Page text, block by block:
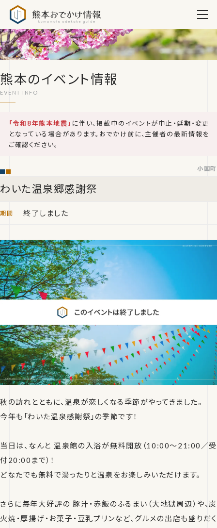
熊本のイベント情報
「令和8年熊本地震」 に伴い、掲載中のイベントが中止・延期・変更
となっている場合があります。おでかけ前に、主催者の最新情報を
ご確認ください。
わいた温泉郷感謝祭
小国町
終了しました
秋の訪れとともに、温泉が恋しくなる季節がやってきました。
今年も「わいた温泉感謝祭」の季節です！
当日は、なんと 温泉館の入浴が無料開放（10:00～21:00／受
付20:00まで）！
どなたでも無料で湯ったりと温泉をお楽しみいただけます。
さらに毎年大好評の 豚汁・赤飯のふるまい（大地獄周辺）や、炭
火焼・厚揚げ・お菓子・豆乳プリンなど、グルメの出店も盛りだく